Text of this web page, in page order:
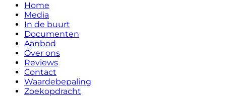
Home
Media
In de buurt
Documenten
Aanbod
Over ons
Reviews
Contact
Waardebepaling
Zoekopdracht